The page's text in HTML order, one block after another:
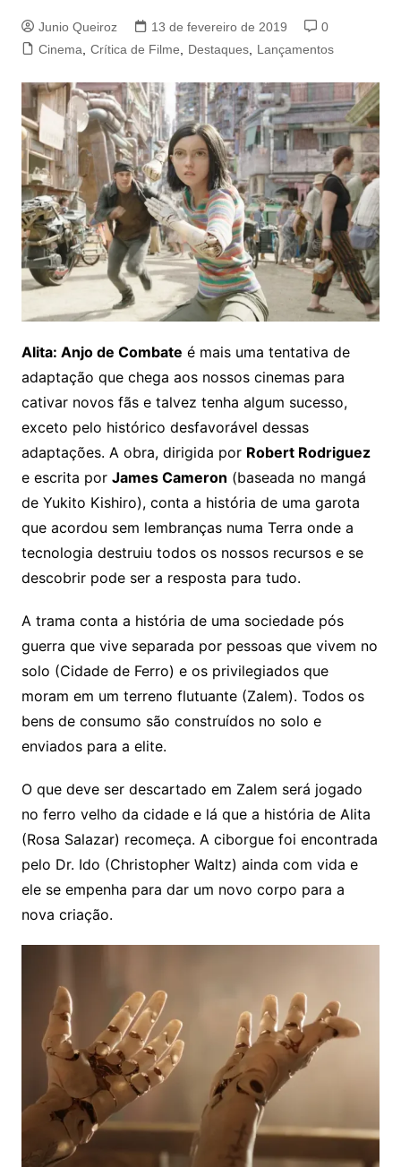
Junio Queiroz 13 de fevereiro de 2019
0
Cinema, Crítica de Filme, Destaques, Lançamentos
Alita: Anjo de Combate é mais uma tentativa de
adaptação que chega aos nossos cinemas para
cativar novos fãs e talvez tenha algum sucesso,
exceto pelo histórico desfavorável dessas
adaptações. A obra, dirigida por Robert Rodriguez
e escrita por James Cameron (baseada no mangá
de Yukito Kishiro), conta a história de uma garota
que acordou sem lembranças numa Terra onde a
tecnologia destruiu todos os nossos recursos e se
descobrir pode ser a resposta para tudo.
A trama conta a história de uma sociedade pós
guerra que vive separada por pessoas que vivem no
solo (Cidade de Ferro) e os privilegiados que
moram em um terreno flutuante (Zalem). Todos os
bens de consumo são construídos no solo e
enviados para a elite.
O que deve ser descartado em Zalem será jogado
no ferro velho da cidade e lá que a história de Alita
(Rosa Salazar) recomeça. A ciborgue foi encontrada
pelo Dr. Ido (Christopher Waltz) ainda com vida e
ele se empenha para dar um novo corpo para a
nova criação.